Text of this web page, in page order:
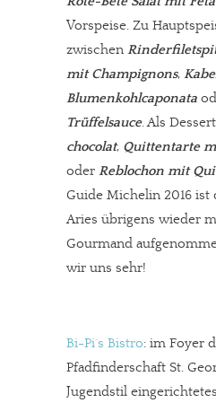
Vorspeise. Zu
zwischen
mit Champignons,
Blumenkohlcaponata
Trüffelsauce. Als
chocolat, Quittentarte
oder Reblochon mit
Guide Michelin 2016 ist
Aries übrigens wieder
Gourmand
wir uns sehr!
Bi-Pi´s Bistro: im Foyer
Pfadfinderschaft St.
Jugendstil